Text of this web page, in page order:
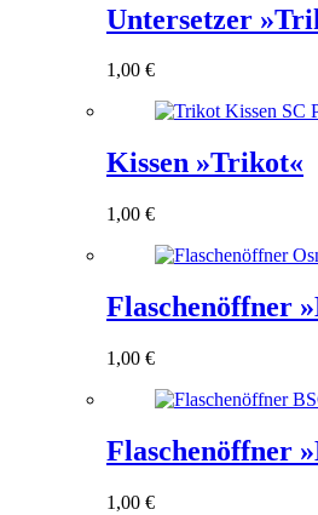
Untersetzer
1,00 €
Kissen »Trikot«
1,00 €
Flaschenöffner
1,00 €
Flaschenöffner
1,00 €